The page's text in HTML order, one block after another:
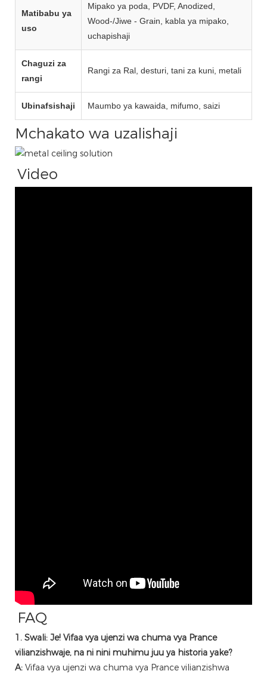
Matibabu ya
uso
Mipako ya poda, PVDF, Anodized,
Wood‑/Jiwe - Grain, kabla ya mipako,
uchapishaji
Chaguzi za
rangi
Rangi za Ral, desturi, tani za kuni, metali
Ubinafsishaji Maumbo ya kawaida, mifumo, saizi
Mchakato wa uzalishaji
Video
FAQ
1. Swali: Je! Vifaa vya ujenzi wa chuma vya Prance
vilianzishwaje, na ni nini muhimu juu ya historia yake?
A: Vifaa vya ujenzi wa chuma vya Prance vilianzishwa